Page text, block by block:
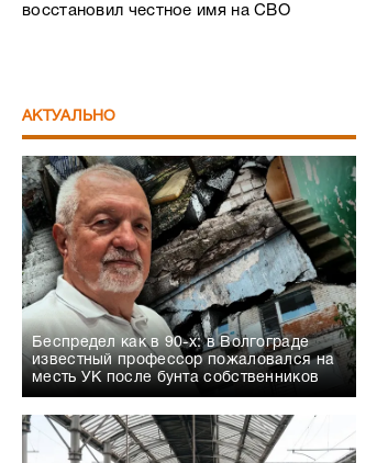
восстановил честное имя на СВО
АКТУАЛЬНО
Беспредел как в 90-х: в Волгограде
известный профессор пожаловался на
месть УК после бунта собственников